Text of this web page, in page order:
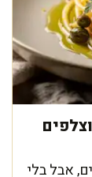
אבל בלי